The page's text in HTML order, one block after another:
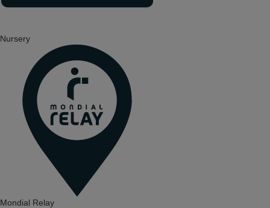
Nursery
Mondial Relay